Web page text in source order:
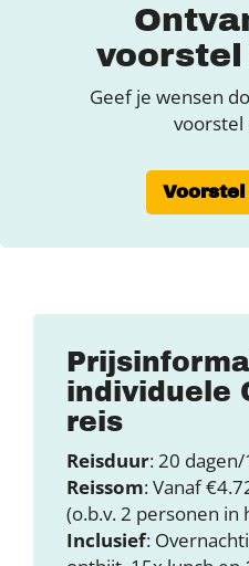
Geef je wensen
voorstel
individuele
reis
Reisduur: 20
Reissom: Vanaf
(o.b.v. 2 personen in
Inclusief: